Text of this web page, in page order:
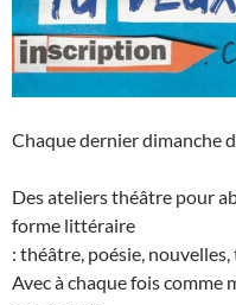
Chaque dernier dimanche
Des ateliers théâtre pour
forme littéraire
: théâtre, poésie,
Avec à chaque fois comme